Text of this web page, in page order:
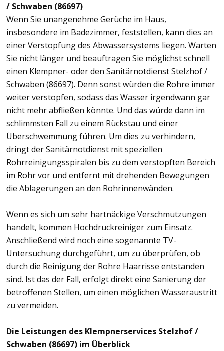
/ Schwaben (86697)
Wenn Sie unangenehme Gerüche im Haus,
insbesondere im Badezimmer, feststellen, kann dies an
einer Verstopfung des Abwassersystems liegen. Warten
Sie nicht länger und beauftragen Sie möglichst schnell
einen Klempner- oder den Sanitärnotdienst Stelzhof /
Schwaben (86697). Denn sonst würden die Rohre immer
weiter verstopfen, sodass das Wasser irgendwann gar
nicht mehr abfließen könnte. Und das würde dann im
schlimmsten Fall zu einem Rückstau und einer
Überschwemmung führen. Um dies zu verhindern,
dringt der Sanitärnotdienst mit speziellen
Rohrreinigungsspiralen bis zu dem verstopften Bereich
im Rohr vor und entfernt mit drehenden Bewegungen
die Ablagerungen an den Rohrinnenwänden.
Wenn es sich um sehr hartnäckige Verschmutzungen
handelt, kommen Hochdruckreiniger zum Einsatz.
Anschließend wird noch eine sogenannte TV-
Untersuchung durchgeführt, um zu überprüfen, ob
durch die Reinigung der Rohre Haarrisse entstanden
sind. Ist das der Fall, erfolgt direkt eine Sanierung der
betroffenen Stellen, um einen möglichen Wasseraustritt
zu vermeiden.
Die Leistungen des Klempnerservices Stelzhof /
Schwaben (86697) im Überblick